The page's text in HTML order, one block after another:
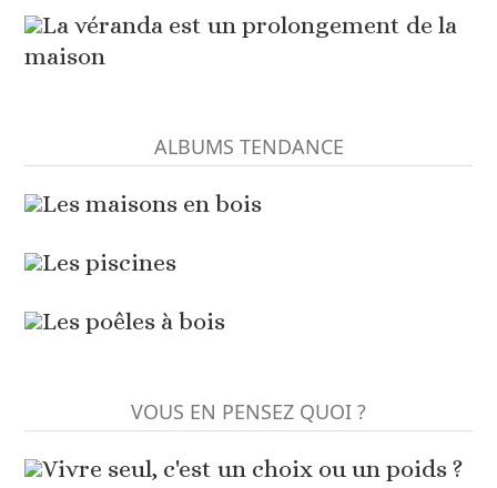
La véranda est un prolongement de la
maison
ALBUMS TENDANCE
Les maisons en bois
Les piscines
Les poêles à bois
VOUS EN PENSEZ QUOI ?
Vivre seul, c'est un choix ou un poids ?